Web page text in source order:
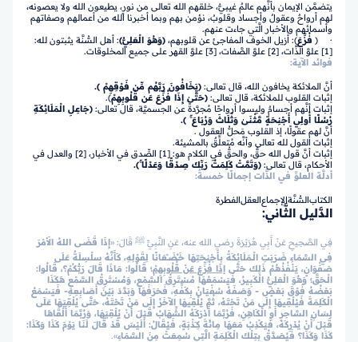
يتضمَّن الإيمان بأنَّهم عالمٌ غيبيٌّ، خلقهم الله تعالى من نورٍ، يطيعون الله ولا يعصونه،
لهم أرواحٌ وعقولٌ وأجساد وقلوبٌ، نؤمن بهم وبما أخبرنا الله من أعمالهم وصفاتهم
وأسمائهم والأخبار الَّتي جاءت عنهم.
· ﴿ فُزِّعَ﴾: أُزيل الخوف المفاجئ عن قلوبهم، ﴿وَهُوَ الْعَلِيُّ﴾: أهل السُّنَّة يثبتون لله:
[1] علوَّ الذَّات، [2] علوَّ الصَّفات، [3] علوَّ القهر على جميع المخلوقات.
فوائد الآية:
أنَّ الملائكة يخافون الله، قال تعالى: ﴿يَخَافُونَ رَبَّهُم مِّن فَوْقِهِمْ ﴾.
إثبات القلوب للملائكة، قال تعالى: ﴿حَتَّىٰ إِذَا فُزِّعَ عَن قُلُوبِهِمْ﴾.
إثبات أنَّهم أجسامٌ وليسوا أرواحًا مُجرَّدةً عن الجسميَّة، قال تعالى: ﴿جَاعِلِ الْمَلَائِكَةِ
رُسُلًا أُولِي أَجْنِحَةٍ مَّثْنَىٰ وَثُلَاثَ وَرُبَاعَ ۚ ﴾.
أنَّ لهم عقولًا، إذ القلوب مَحلُّ العقول .
إثبات القول لله تعالى وأنَّه مُتعلِّقٌ بالمشيئة.
إثبات أنَّ قول الله حقٌّ، والحقُّ في الكلام هو: [1] الصِّدق في الأخبار، [2] والعدل في
الأحكام، قال تعالى: ﴿وَتَمَّتْ كَلِمَتُ رَبِّكَ صِدْقًا وَعَدْلًا ۚ﴾.
أدلَّة العلوِّ في الذَّات إجمالًا خمسةٌ:
الكتابالسُّنَّةالإجماعالعقلالفطرة
الدَّليل الثَّاني:
فِي الصَّحِيحِ عَنْ أَبِي هُرَيْرَةَ رضي الله عنه، عَنِ النَّبِيِّ ﷺ قَالَ: «إِذَا قَضَـى اللهُ الأَمْرَ
فِي السَّمَاءِ ضَرَبَتِ الْـمَلَائِكَةُ بِأَجْنِحَتِهَا خَـُضَـْعَانًا لِقَوْلِهِ، كَأَنَّهُ سلْسِلَةٌ عَلَى
صَفْوَانٍ، يَنْفُذُهُمْ ذَلِكَ حَتَّى إذَا فُزِّعَ عَنْ قُلُوبِهِمْ؛ قَالُوا: مَاذَا قَالَ رَبُّكُمْ؟، قَالُوا:
الْـحَقَّ؛ وَهُوَ الْعَلِيُّ الْكَبِيرُ، فَيَسْمَعُهَا مُسْتَرِقُ السَّمْعِ، وَمُسْتَرِقُ السَّمْعِ هَكَذَا
بَعْضُهُ فَوْقَ بَعْضٍ - وَصَفَهُ سُفْيَانُ بِكَفِّهِ، فَحَرَفَهَا وَبَدَّدَ بَيْنَ أَصَابِعِهِ- فَيَسْمَعُ
الْكَلِمَةَ فَيُلْقِيهَا إِلَى مَنْ تَحْتَهُ، ثُمَّ يُلْقِيهَا الآخَرُ إِلَى مَنْ تَحْتَهُ، حَتَّى يُلْقِيَهَا عَلَى
لِسَانِ السَّاحِرِ أَوِ الْكَاهِنِ، فَرُبَّمَا أَدْرَكَهُ الشِّهَابُ قَبْلَ أَنْ يُلْقِيَهَا، وَرُبَّمَا أَلْقَاهَا
قَبْلَ أَنْ يُدْرِكَهُ، فَيَكْذِبُ مَعَهَا مِائَةَ كِـَذْبَةٍ، فَيُقَالُ: أَلَيْسَ قَدْ قَالَ لَنَا يَوْمَ كَذَا وَكَذَا:
كَذَا وَكَذَا؟ فَيُصَدَّقُ بِتِلْكَ الْكَلِمَةِ الَّتِي سُمِعَتْ مِنَ السَّمَاءِ».